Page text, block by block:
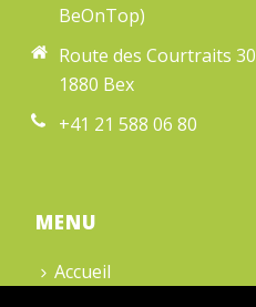
MENU
Accueil
BeOnTop)
Route des Courtraits 30
1880 Bex
+41 21 588 06 80